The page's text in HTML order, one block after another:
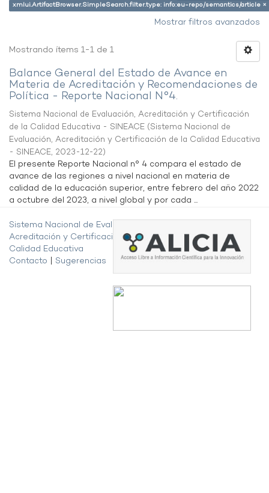
xmlui.ArtifactBrowser.SimpleSearch.filter.type: info:eu-repo/semantics/article ×
Mostrar filtros avanzados
Mostrando ítems 1-1 de 1
Balance General del Estado de Avance en
Materia de Acreditación y Recomendaciones de
Política - Reporte Nacional N°4.
Sistema Nacional de Evaluación, Acreditación y Certificación
de la Calidad Educativa - SINEACE (Sistema Nacional de
Evaluación, Acreditación y Certificación de la Calidad Educativa
- SINEACE, 2023-12-22)
El presente Reporte Nacional n° 4 compara el estado de
avance de las regiones a nivel nacional en materia de
calidad de la educación superior, entre febrero del año 2022
a octubre del 2023, a nivel global y por cada ...
Sistema Nacional de Evaluación,
Acreditación y Certificación de la
Calidad Educativa
Contacto
Sugerencias